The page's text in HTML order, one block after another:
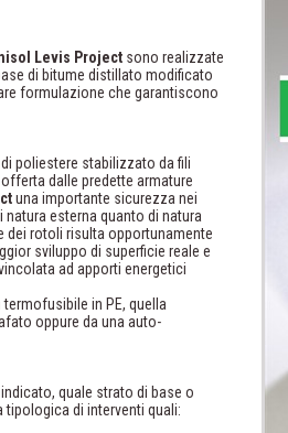
Levis Project sono realizzate
di bitume distillato modificato
formulazione che garantiscono
poliestere stabilizzato da fili
dalle predette armature
una importante sicurezza nei
esterna quanto di natura
dei rotoli risulta opportunamente
sviluppo di superficie reale e
ad apporti energetici
in PE, quella
oppure da una auto-
quale strato di base o
tipologica di interventi quali: